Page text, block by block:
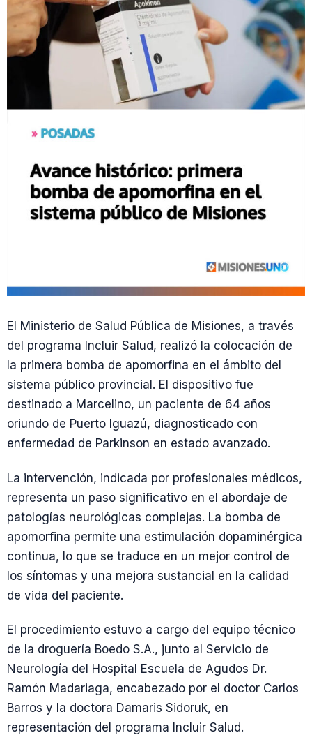
El Ministerio de Salud Pública de Misiones, a través
del programa Incluir Salud, realizó la colocación de
la primera bomba de apomorfina en el ámbito del
sistema público provincial. El dispositivo fue
destinado a Marcelino, un paciente de 64 años
oriundo de Puerto Iguazú, diagnosticado con
enfermedad de Parkinson en estado avanzado.
La intervención, indicada por profesionales médicos,
representa un paso significativo en el abordaje de
patologías neurológicas complejas. La bomba de
apomorfina permite una estimulación dopaminérgica
continua, lo que se traduce en un mejor control de
los síntomas y una mejora sustancial en la calidad
de vida del paciente.
El procedimiento estuvo a cargo del equipo técnico
de la droguería Boedo S.A., junto al Servicio de
Neurología del Hospital Escuela de Agudos Dr.
Ramón Madariaga, encabezado por el doctor Carlos
Barros y la doctora Damaris Sidoruk, en
representación del programa Incluir Salud.